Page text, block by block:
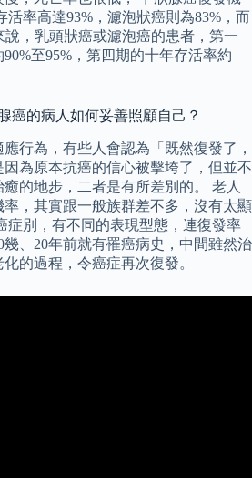
活率高達93%，濾泡狀癌則為83%，而
說，乳頭狀癌或濾泡癌的患者，第一
至95%，第四期的十年存活率約
癌的病人如何妥善照顧自己？
行為，有些人會認為「既然復發了，
為原本抗癌的信心被擊垮了，但並不
的地步，二者是有所差別的。 老人
，其實跟一般族群差不多，沒有太顯
症別，有不同的表現型態，連復發率
、20年前就有罹癌病史，中間雖然治
的過程，令癌症再次復發。